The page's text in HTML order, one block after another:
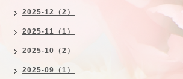
2025-12（2）
2025-11（1）
2025-10（2）
2025-09（1）